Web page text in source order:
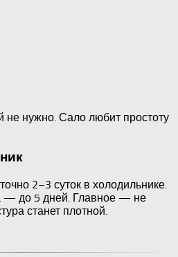
не нужно. Сало любит простоту
2–3 суток в холодильнике.
— до 5 дней. Главное — не
станет плотной.